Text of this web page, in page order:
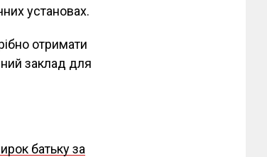
установах.
отримати
заклад для
батьку за